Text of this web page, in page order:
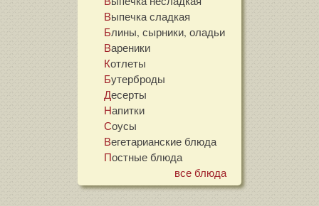
Выпечка сладкая
Блины, сырники, оладьи
Вареники
Котлеты
Бутерброды
Десерты
Напитки
Соусы
Вегетарианские блюда
Постные блюда
все блюда